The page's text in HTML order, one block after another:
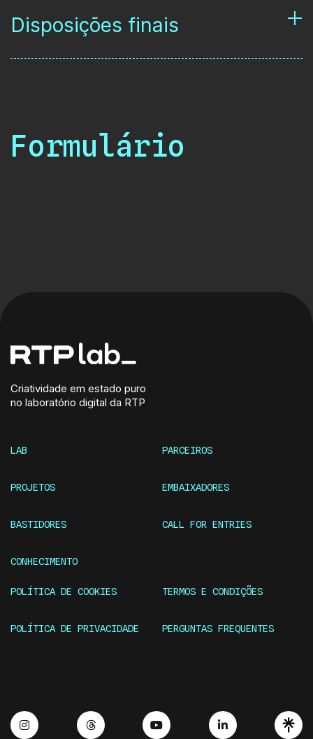
Disposições finais
Formulário
Criatividade em estado puro
no laboratório digital da RTP
LAB
PROJETOS
BASTIDORES
CONHECIMENTO
PARCEIROS
EMBAIXADORES
CALL FOR ENTRIES
POLÍTICA DE COOKIES
POLÍTICA DE PRIVACIDADE
TERMOS E CONDIÇÕES
PERGUNTAS FREQUENTES
Instagram Threads Youtube Linkedin